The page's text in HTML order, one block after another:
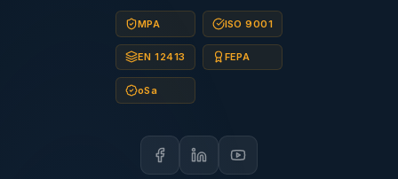
MPA ISO 9001
EN 12413 FEPA
oSa